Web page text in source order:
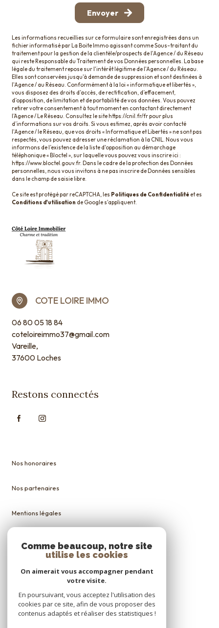
Envoyer
Les informations recueillies sur ce formulaire sont enregistrées dans un
fichier informatisé par La Boite Immo agissant comme Sous-traitant du
traitement pour la gestion de la clientèle/prospects de l'Agence / du Réseau
qui reste Responsable du Traitement de vos Données personnelles. La base
légale du traitement repose sur l'intérêt légitime de l'Agence / du Réseau.
Elles sont conservées jusqu'à demande de suppression et sont destinées à
l'Agence / au Réseau. Conformément à la loi « informatique et libertés »,
vous disposez des droits d’accès, de rectification, d’effacement,
d’opposition, de limitation et de portabilité de vos données. Vous pouvez
retirer votre consentement à tout moment en contactant directement
l’Agence / Le Réseau. Consultez le site https://cnil.fr/frpour plus
d’informations sur vos droits. Si vous estimez, après avoir contacté
l'Agence / le Réseau, que vos droits « Informatique et Libertés » ne sont pas
respectés, vous pouvez adresser une réclamation à la CNIL. Nous vous
informons de l’existence de la liste d'opposition au démarchage
téléphonique « Bloctel », sur laquelle vous pouvez vous inscrire ici :
https://www.bloctel.gouv.fr. Dans le cadre de la protection des Données
personnelles, nous vous invitons à ne pas inscrire de Données sensibles
dans le champ de saisie libre.
Ce site est protégé par reCAPTCHA, les Politiques de Confidentialité et es
Conditions d'utilisation de Google s'appliquent.
COTE LOIRE IMMO
06 80 05 18 84
coteloireimmo37@gmail.com
Vareille,
37600 Loches
Restons connectés
Nos honoraires
Nos partenaires
Mentions légales
Comme beaucoup, notre site
utilise les cookies
On aimerait vous accompagner pendant
votre visite.
En poursuivant, vous acceptez l'utilisation des
cookies par ce site, afin de vous proposer des
contenus adaptés et réaliser des statistiques !